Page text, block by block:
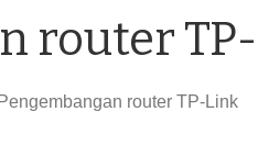
router